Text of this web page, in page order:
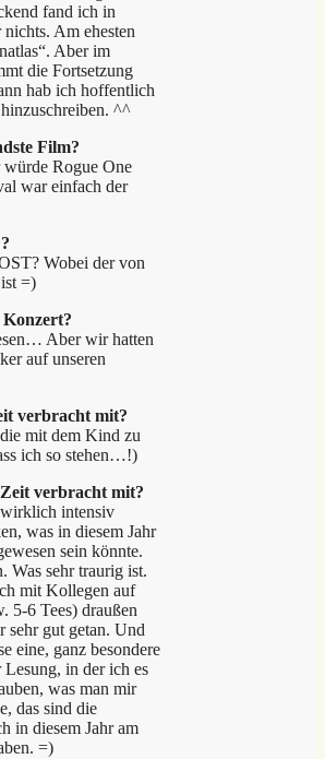
fand ich in
Am ehesten
Aber im
die Fortsetzung
hab ich hoffentlich
^^
Film?
Rogue One
war einfach der
Wobei der von
=)
Konzert?
Aber wir hatten
auf unseren
verbracht mit?
mit dem Kind zu
ich so stehen…!)
verbracht mit?
intensiv
was in diesem Jahr
sein könnte.
Was sehr traurig ist.
mit Kollegen auf
5-6 Tees) draußen
sehr gut getan. Und
eine, ganz besondere
Lesung, in der ich es
was man mir
das sind die
in diesem Jahr am
=)